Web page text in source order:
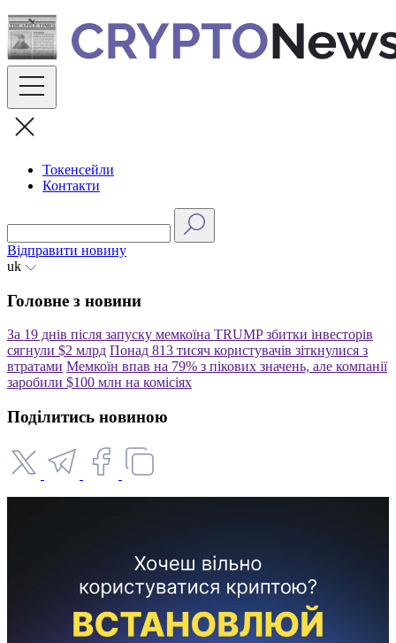
Skip
to
content
Токенсейли
Контакти
Відправити новину
uk
Головне з новини
За 19 днів після запуску мемкоїна TRUMP збитки інвесторів
сягнули $2 млрд Понад 813 тисяч користувачів зіткнулися з
втратами Мемкоїн впав на 79% з пікових значень, але компанії
заробили $100 млн на комісіях
Поділитись новиною